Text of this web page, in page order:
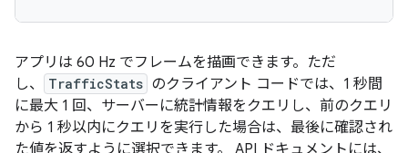
アプリは 60 Hz でフレームを描画できます。ただ
し、
TrafficStats のクライアント コードでは、1 秒間
に最大 1 回、サーバーに統計情報をクエリし、前のクエリ
から 1 秒以内にクエリを実行した場合は、最後に確認され
た値を返すように選択できます。 API ドキュメントには、